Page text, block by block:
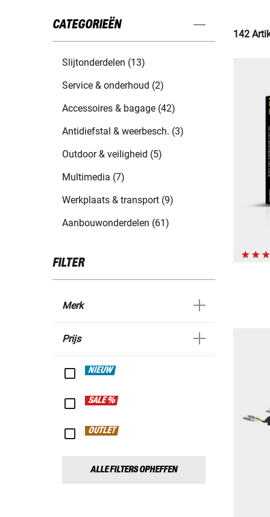
CATEGORIEËN
Slijtonderdelen (13)
Service & onderhoud (2)
Accessoires & bagage (42)
Antidiefstal & weerbesch. (3)
Outdoor & veiligheid (5)
Multimedia (7)
Werkplaats & transport (9)
Aanbouwonderdelen (61)
FILTER
Merk
Prijs
NIEUW
SALE %
OUTLET
ALLE FILTERS OPHEFFEN
142